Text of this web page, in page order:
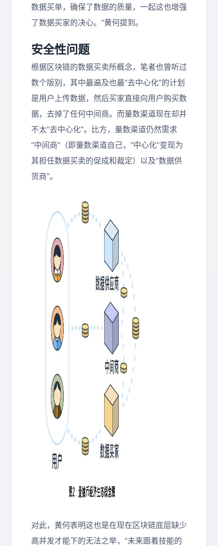
数据买单，确保了数据的质量，一起这也增强
了数据买家的决心。”黄何提到。
安全性问题
根据区块链的数据买卖所概念，笔者也曾听过
数个版别，其中最遍及也最“去中心化”的计划
是用户上传数据，然后买家直接向用户购买数
据，去掉了任何中间商。而量数渠道现在却并
不太“去中心化”。比方，量数渠道仍然需求
“中间商”（即量数渠道自己，“中心化”变现为
其担任数据买卖的促成和裁定）以及“数据供
货商”。
对此，黄何表明这也是在现在区块链底层缺少
高并发才能下的无法之举，“未来跟着技能的